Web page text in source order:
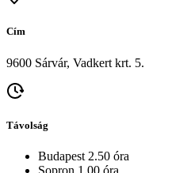
Cím
9600 Sárvár, Vadkert krt. 5.
Távolság
Budapest 2.50 óra
Sopron 1.00 óra